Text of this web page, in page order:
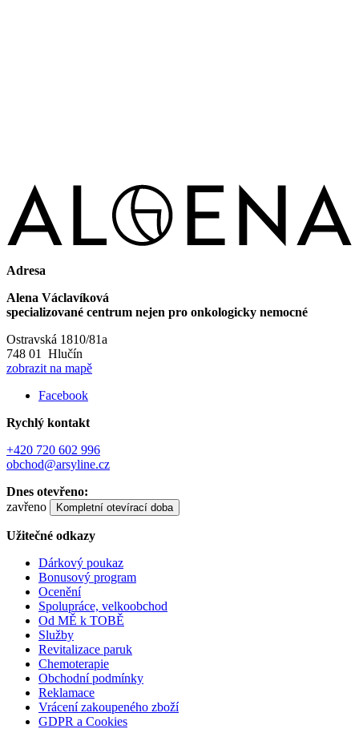
Adresa
Alena Václavíková
specializované centrum nejen pro onkologicky nemocné
Ostravská 1810/81a
748 01 Hlučín
zobrazit na mapě
Facebook
Rychlý kontakt
+420 720 602 996
obchod@arsyline.cz
Dnes otevřeno:
zavřeno
Kompletní otevírací doba
Užitečné odkazy
Dárkový poukaz
Bonusový program
Ocenění
Spolupráce, velkoobchod
Od MĚ k TOBĚ
Služby
Revitalizace paruk
Chemoterapie
Obchodní podmínky
Reklamace
Vrácení zakoupeného zboží
GDPR a Cookies